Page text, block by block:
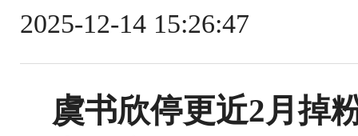
2025-12-14 15:26:47
虞书欣停更近2月掉